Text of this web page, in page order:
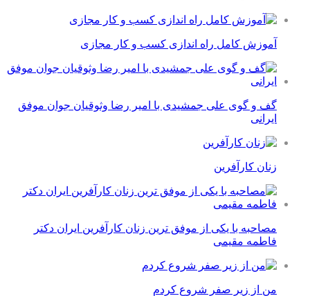
آموزش کامل راه اندازی کسب و کار مجازی
گف و گوی علی جمشیدی با امیر رضا وثوقیان جوان موفق
ایرانی
زنان کارآفرین
مصاحبه با یکی از موفق ترین زنان کارآفرین ایران دکتر
فاطمه مقیمی
من از زیر صفر شروع کردم